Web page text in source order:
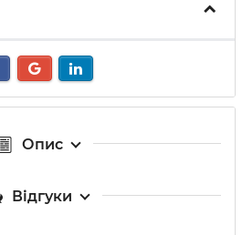
Опис
Відгуки